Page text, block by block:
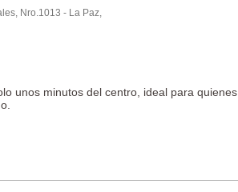
Nro.1013 - La Paz,
unos minutos del centro, ideal para quienes